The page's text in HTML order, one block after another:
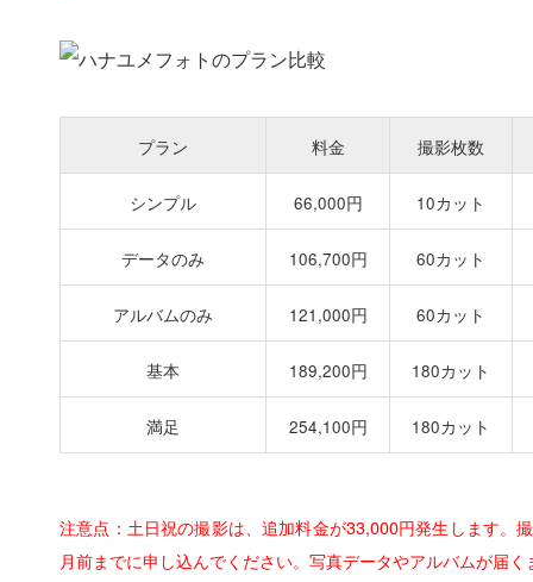
プラン 料金 撮影枚数
シンプル 66,000円 10カット
データのみ 106,700円 60カット
アルバムのみ 121,000円 60カット
基本 189,200円 180カット
満足 254,100円 180カット
注意点：土日祝の撮影は、追加料金が33,000円発生します。
月前までに申し込んでください。写真データやアルバムが届